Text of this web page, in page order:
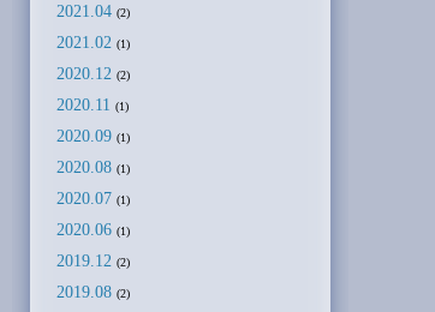
2021.04 (2)
2021.02 (1)
2020.12 (2)
2020.11 (1)
2020.09 (1)
2020.08 (1)
2020.07 (1)
2020.06 (1)
2019.12 (2)
2019.08 (2)